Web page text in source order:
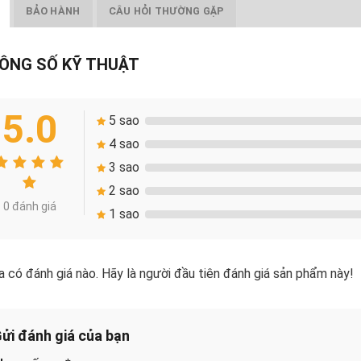
BẢO HÀNH CÂU HỎI THƯỜNG GẶP
SỐ KỸ THUẬT
5.0
0 đánh giá
5 sao
4 sao
3 sao
2 sao
1 sao
có đánh giá nào. Hãy là người đầu tiên đánh giá sản phẩm này!
đánh giá của bạn